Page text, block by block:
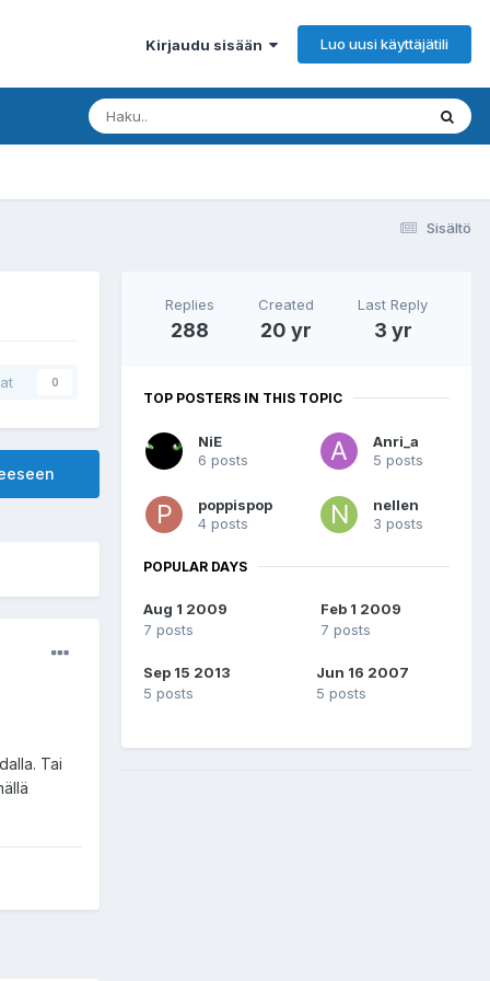
Kirjaudu sisään Luo uusi käyttäjätili
Sisältö
0
Tai
Replies
288
Created
20 yr
Last Reply
3 yr
TOP POSTERS IN THIS TOPIC
NiE
6 posts
Anri_a
5 posts
poppispop
4 posts
nellen
3 posts
POPULAR DAYS
Aug 1 2009
7 posts
Feb 1 2009
7 posts
Sep 15 2013
5 posts
Jun 16 2007
5 posts